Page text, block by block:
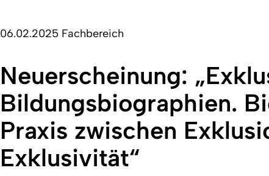
06.02.2025 Fachbereich
Neuerscheinung:
Bildungsbiographien.
Praxis zwischen
Exklusivität“